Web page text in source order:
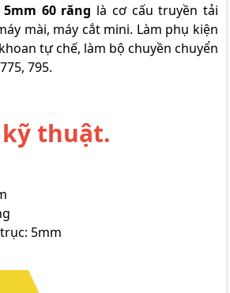
60 răng là cơ cấu truyền tải
mài, máy cắt mini. Làm phụ kiện
tự chế, làm bộ chuyền chuyển
795.
thuật.
5mm